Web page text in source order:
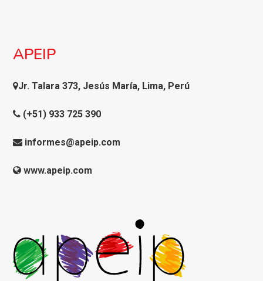
APEIP
Jr. Talara 373, Jesús María, Lima, Perú
(+51) 933 725 390
informes@apeip.com
www.apeip.com